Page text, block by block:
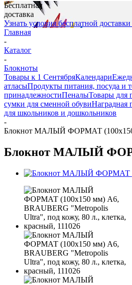
Бесплатная
доставка
Узнать условия бесплатной доставки
Главная
-
Каталог
-
Блокноты
Товары к 1 СентябряКалендари
атласыПродукты питания, посуда и
принадлежностиПеналыТовары для
сумки для сменной обувиНаградная
для школьников и дошкольников
-
Блокнот МАЛЫЙ ФОРМАТ (100x150
Блокнот МАЛЫЙ